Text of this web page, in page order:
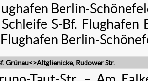
Berlin-
S-Bf.
Berlin-
Grünau<>Altglienicke, Rudower Str.